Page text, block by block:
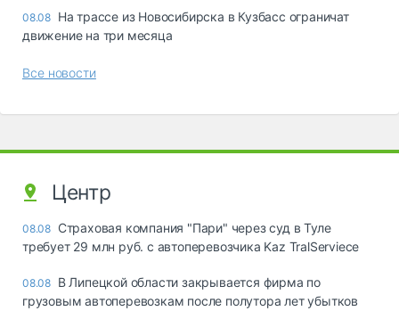
08.08 На трассе из Новосибирска в Кузбасс ограничат
движение на три месяца
Все новости
Центр
08.08 Страховая компания "Пари" через суд в Туле
требует 29 млн руб. с автоперевозчика Kaz TralServiece
08.08 В Липецкой области закрывается фирма по
грузовым автоперевозкам после полутора лет убытков